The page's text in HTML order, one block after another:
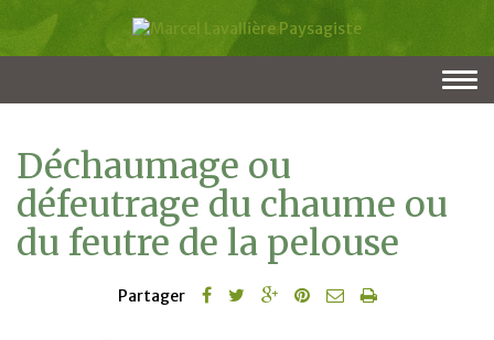
Déchaumage ou
défeutrage du chaume ou
du feutre de la pelouse
Partager